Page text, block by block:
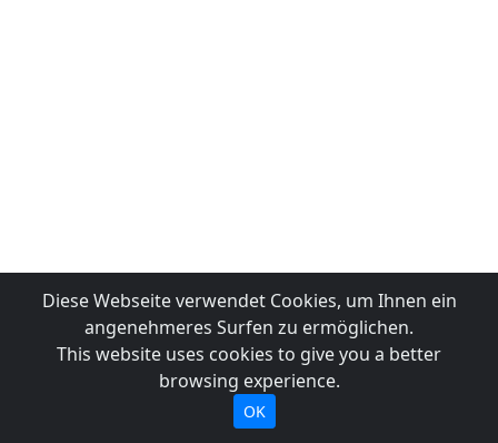
Diese Webseite verwendet Cookies, um Ihnen ein
angenehmeres Surfen zu ermöglichen.
This website uses cookies to give you a better
browsing experience.
OK